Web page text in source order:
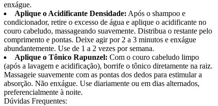
enxágue.
Aplique o Acidificante Densidade: Após o shampoo e
condicionador, retire o excesso de água e aplique o acidificante no
couro cabeludo, massageando suavemente. Distribua o restante pelo
comprimento e pontas. Deixe agir por 2 a 3 minutos e enxágue
abundantemente. Use de 1 a 2 vezes por semana.
Aplique o Tônico Rapunzel: Com o couro cabeludo limpo
(após a lavagem e acidificação), borrife o tônico diretamente na raiz.
Massageie suavemente com as pontas dos dedos para estimular a
absorção. Não enxágue. Use diariamente ou em dias alternados,
preferencialmente à noite.
Dúvidas Frequentes: